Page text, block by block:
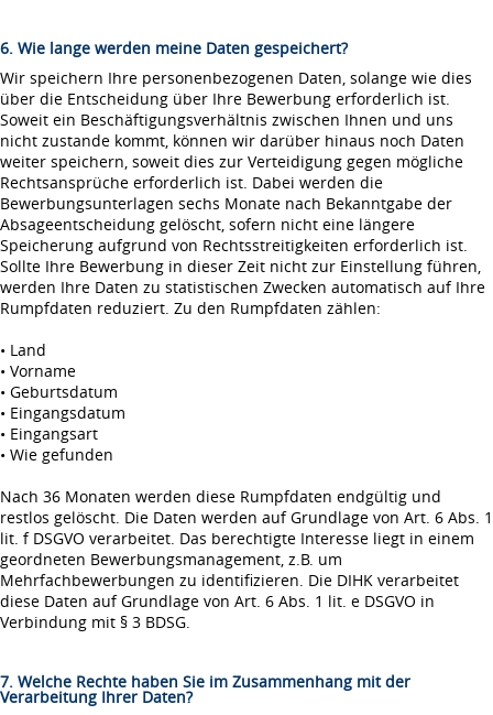
6. Wie lange werden meine Daten gespeichert?
Wir speichern Ihre personenbezogenen Daten, solange wie dies
über die Entscheidung über Ihre Bewerbung erforderlich ist.
Soweit ein Beschäftigungsverhältnis zwischen Ihnen und uns
nicht zustande kommt, können wir darüber hinaus noch Daten
weiter speichern, soweit dies zur Verteidigung gegen mögliche
Rechtsansprüche erforderlich ist. Dabei werden die
Bewerbungsunterlagen sechs Monate nach Bekanntgabe der
Absageentscheidung gelöscht, sofern nicht eine längere
Speicherung aufgrund von Rechtsstreitigkeiten erforderlich ist.
Sollte Ihre Bewerbung in dieser Zeit nicht zur Einstellung führen,
werden Ihre Daten zu statistischen Zwecken automatisch auf Ihre
Rumpfdaten reduziert. Zu den Rumpfdaten zählen:
• Land
• Vorname
• Geburtsdatum
• Eingangsdatum
• Eingangsart
• Wie gefunden
Nach 36 Monaten werden diese Rumpfdaten endgültig und
restlos gelöscht. Die Daten werden auf Grundlage von Art. 6 Abs. 1
lit. f DSGVO verarbeitet. Das berechtigte Interesse liegt in einem
geordneten Bewerbungsmanagement, z.B. um
Mehrfachbewerbungen zu identifizieren. Die DIHK verarbeitet
diese Daten auf Grundlage von Art. 6 Abs. 1 lit. e DSGVO in
Verbindung mit § 3 BDSG.
7. Welche Rechte haben Sie im Zusammenhang mit der
Verarbeitung Ihrer Daten?